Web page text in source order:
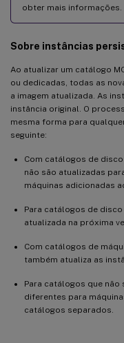
obter mais informações.
Sobre instâncias
Ao atualizar um catálogo
ou dedicadas, todas as
a imagem atualizada. As
instância original. O
mesma forma para
seguinte:
Com catálogos de
não são atualizadas
máquinas adicionadas
Para catálogos de
atualizada na próxima
Com catálogos de
também atualiza as
Para catálogos que não
diferentes para
catálogos separados.